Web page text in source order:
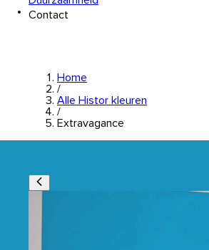
Contact
Home
/
Alle Histor kleuren
/
Extravagance